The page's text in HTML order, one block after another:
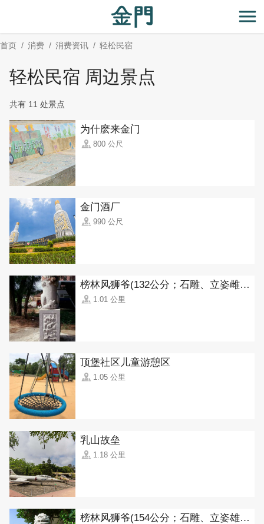
主
要
开
首页 消费 消费资讯 轻松民宿
轻松民宿 周边景点
共有 11 处景点
为什麽来金门
800 公尺
金门酒厂
990 公尺
榜林风狮爷(132公分；石雕、立姿雌狮)
1.01 公里
顶堡社区儿童游憩区
1.05 公里
乳山故垒
1.18 公里
榜林风狮爷(154公分；石雕、立姿雄狮)